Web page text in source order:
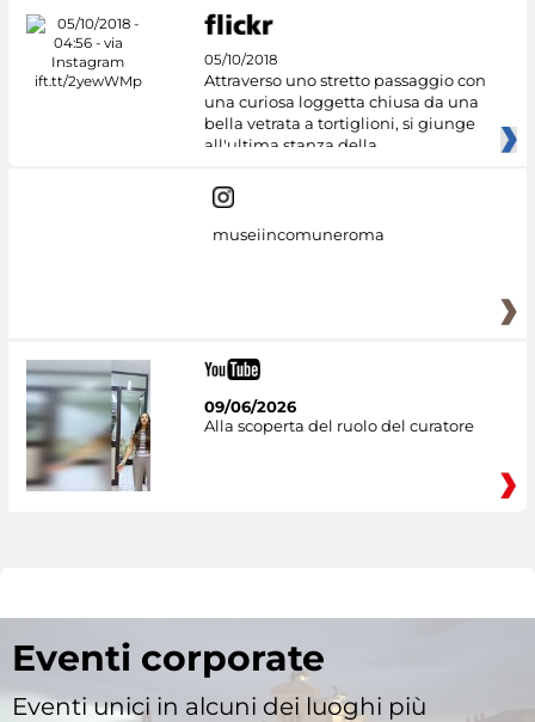
05/10/2018
Attraverso uno stretto passaggio con
una curiosa loggetta chiusa da una
bella vetrata a tortiglioni, si giunge
all'ultima stanza della
museiincomuneroma
09/06/2026
Alla scoperta del ruolo del curatore
Eventi corporate
Eventi unici in alcuni dei luoghi più